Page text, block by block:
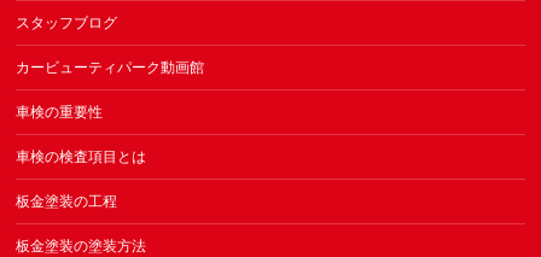
スタッフブログ
カービューティパーク動画館
車検の重要性
車検の検査項目とは
板金塗装の工程
板金塗装の塗装方法